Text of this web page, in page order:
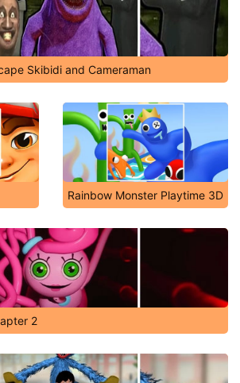
Skibidi and Cameraman
Rainbow Monster Playtime 3D
2